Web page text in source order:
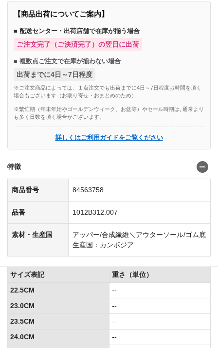
【商品出荷についてご案内】
■ 配送センター・出荷店舗で在庫が揃う場合
ご注文完了（ご決済完了）の翌日に出荷
■ 複数点ご注文で在庫が揃わない場合
出荷までに4日～7日程度
※ご注文商品によっては、１点注文でも出荷までに4日～7日程度お時間を頂く
場合もございます（お取り寄せ・おまとめのため）
※繁忙期（年末年始やゴールデンウィーク、お盆等）やセール時期は, 通常より
も多く日数を頂く場合がございます。
詳しくはご利用ガイドをご覧ください
特徴
商品番号 84563758
品番 1012B312.007
素材・生産国
アッパー/合成繊維＼アウターソール/ゴム底
生産国：カンボジア
サイズ表記
重さ（単位）
22.5CM
--
23.0CM
--
23.5CM
--
24.0CM
--